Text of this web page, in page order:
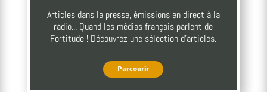
Articles dans la presse, émissions en direct à la
radio... Quand les médias français parlent de
Fortitude ! Découvrez une sélection d'articles.
Parcourir